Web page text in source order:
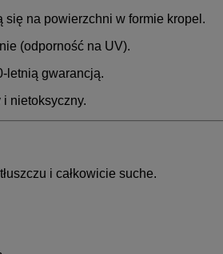
na powierzchni w formie kropel.
(odporność na UV).
letnią gwarancją.
nietoksyczny.
i całkowicie suche.